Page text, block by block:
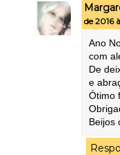
de 2016
Ano
com
De
e
Ótimo
Beijos